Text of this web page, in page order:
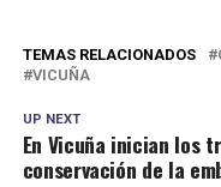
TEMAS RELACIONADOS
VICUÑA
UP NEXT
En Vicuña inician los
conservación de la